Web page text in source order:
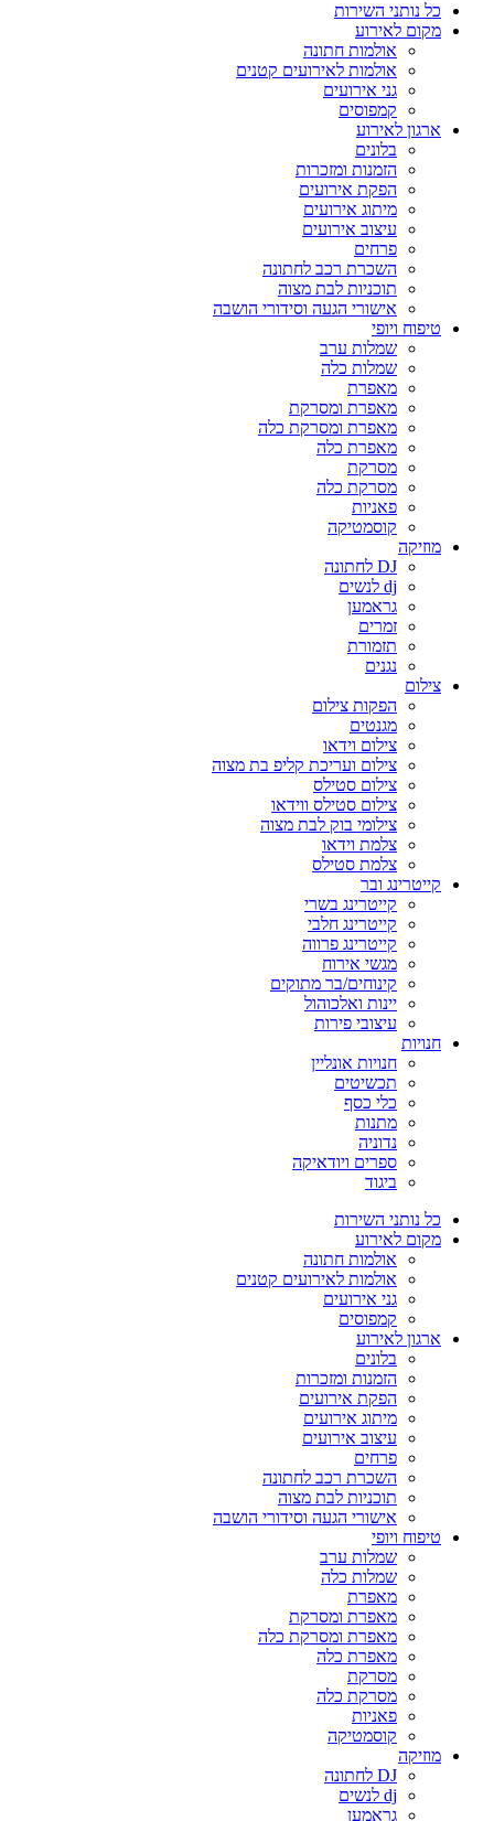
כל נותני השירות
מקום לאירוע
אולמות חתונה
אולמות לאירועים קטנים
גני אירועים
קמפוסים
ארגון לאירוע
בלונים
הזמנות ומזכרות
הפקת אירועים
מיתוג אירועים
עיצוב אירועים
פרחים
השכרת רכב לחתונה
תוכניות לבת מצוה
אישורי הגעה וסידורי הושבה
טיפוח ויופי
שמלות ערב
שמלות כלה
מאפרת
מאפרת ומסרקת
מאפרת ומסרקת כלה
מאפרת כלה
מסרקת
מסרקת כלה
פאניות
קוסמטיקה
מוזיקה
DJ לחתונה
dj לנשים
גראמען
זמרים
תזמורת
נגנים
צילום
הפקות צילום
מגנטים
צילום וידאו
צילום ועריכת קליפ בת מצוה
צילום סטילס
צילום סטילס ווידאו
צילומי בוק לבת מצוה
צלמת וידאו
צלמת סטילס
קייטרינג ובר
קייטרינג בשרי
קייטרינג חלבי
קייטרינג פרווה
מגשי אירוח
קינוחים/בר מתוקים
יינות ואלכוהול
עיצובי פירות
חנויות
חנויות אונליין
תכשיטים
כלי כסף
מתנות
נדוניה
ספרים ויודאיקה
ביגוד
כל נותני השירות
מקום לאירוע
אולמות חתונה
אולמות לאירועים קטנים
גני אירועים
קמפוסים
ארגון לאירוע
בלונים
הזמנות ומזכרות
הפקת אירועים
מיתוג אירועים
עיצוב אירועים
פרחים
השכרת רכב לחתונה
תוכניות לבת מצוה
אישורי הגעה וסידורי הושבה
טיפוח ויופי
שמלות ערב
שמלות כלה
מאפרת
מאפרת ומסרקת
מאפרת ומסרקת כלה
מאפרת כלה
מסרקת
מסרקת כלה
פאניות
קוסמטיקה
מוזיקה
DJ לחתונה
dj לנשים
גראמען